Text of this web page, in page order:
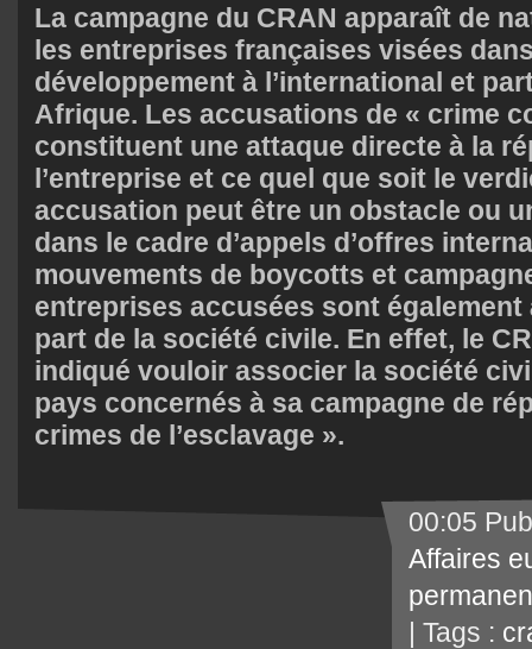
La campagne du CRAN apparaît de
les entreprises françaises visées
développement à l’international et
Afrique. Les accusations de « crime
constituent une attaque directe à la
l’entreprise et ce quel que soit le
accusation peut être un obstacle ou
dans le cadre d’appels d’offres
mouvements de boycotts et
entreprises accusées sont également
part de la société civile. En effet, le
indiqué vouloir associer la société
pays concernés à sa campagne de
crimes de l’esclavage ».
00:05
Affaires
| Tags :